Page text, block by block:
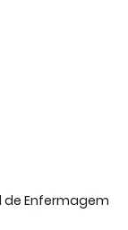
de Enfermagem